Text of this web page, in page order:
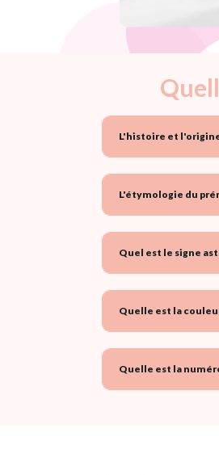
L'histoire et
L'étymologie du
Quel est le signe
Quelle est la
Quelle est la